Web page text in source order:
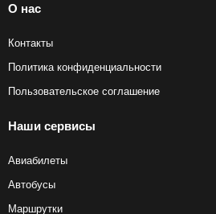
О нас
Контакты
Политика конфиденциальности
Пользовательское соглашение
Наши сервисы
Авиабилеты
Автобусы
Маршрутки